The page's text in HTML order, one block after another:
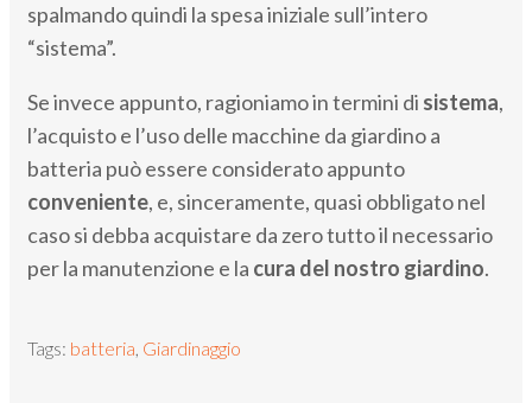
spalmando quindi la spesa iniziale sull’intero
“sistema”.
Se invece appunto, ragioniamo in termini di sistema,
l’acquisto e l’uso delle macchine da giardino a
batteria può essere considerato appunto
conveniente, e, sinceramente, quasi obbligato nel
caso si debba acquistare da zero tutto il necessario
per la manutenzione e la cura del nostro giardino.
Tags: batteria, Giardinaggio